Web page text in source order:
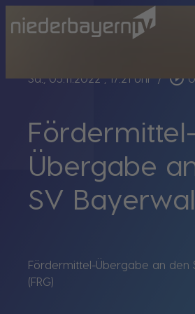
Sa., 05.11.2022, 17:21 Uhr / play_circle_outline
Fördermittel-
Übergabe
SV
Fördermittel-Übergabe an den
(FRG)